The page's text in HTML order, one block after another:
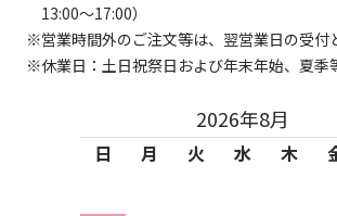
13:00～17:00）
営業時間外のご注文等は、翌営業日の受付
休業日：土日祝祭日および年末年始、夏季
2026年8月
日 月 火 水 木